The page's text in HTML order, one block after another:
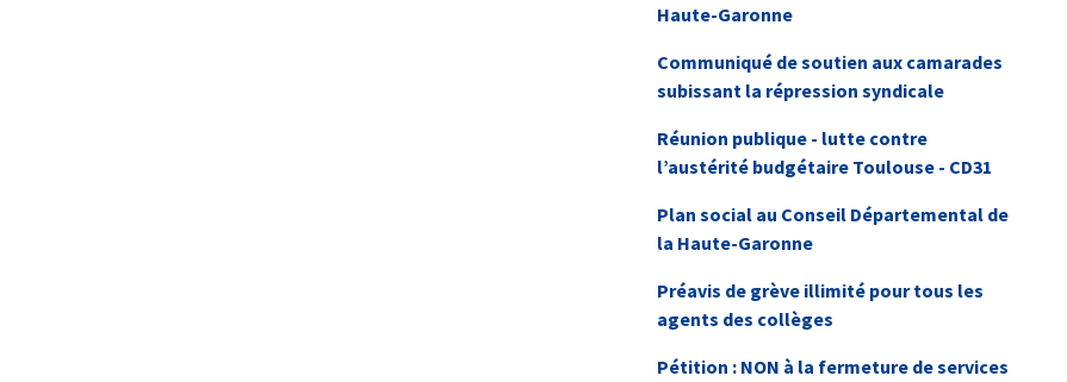
Haute-Garonne
Communiqué de soutien aux camarades
subissant la répression syndicale
Réunion publique - lutte contre
l’austérité budgétaire Toulouse - CD31
Plan social au Conseil Départemental de
la Haute-Garonne
Préavis de grève illimité pour tous les
agents des collèges
Pétition : NON à la fermeture de services